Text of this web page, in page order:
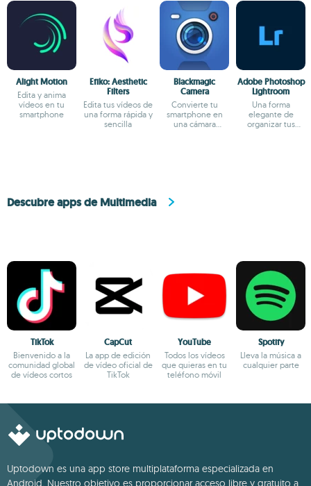
Alight Motion
Edita y anima
vídeos en tu
smartphone
Efiko: Aesthetic
Filters
Edita tus vídeos de
una forma rápida y
sencilla
Blackmagic
Camera
Convierte tu
smartphone en
una cámara
Adobe Photoshop
Lightroom
Una forma
elegante de
organizar tus
Descubre apps de Multimedia
TikTok
Bienvenido a la
comunidad global
de vídeos cortos
CapCut
La app de edición
de vídeo oficial de
TikTok
YouTube
Todos los vídeos
que quieras en tu
teléfono móvil
Spotify
Lleva la música a
cualquier parte
Uptodown es una app store multiplataforma especializada en
Android. Nuestro objetivo es proporcionar acceso libre y gratuito a